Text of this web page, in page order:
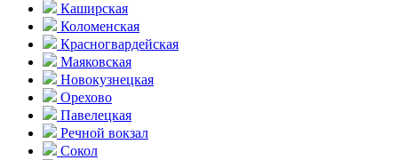
Каширская
Коломенская
Красногвар­дейская
Маяковская
Новокузнецкая
Орехово
Павелецкая
Речной вокзал
Сокол